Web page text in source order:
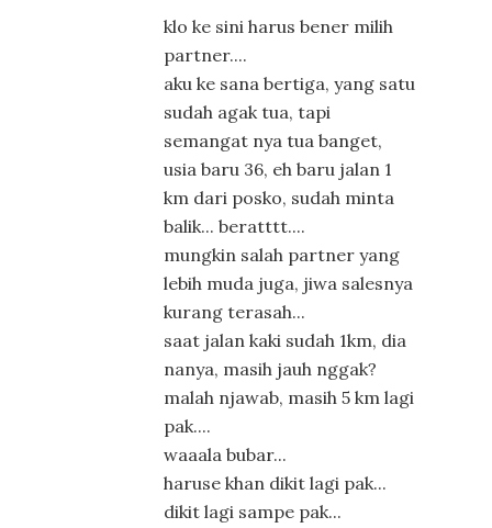
klo ke sini harus bener milih
partner....
aku ke sana bertiga, yang satu
sudah agak tua, tapi
semangat nya tua banget,
usia baru 36, eh baru jalan 1
km dari posko, sudah minta
balik... beratttt....
mungkin salah partner yang
lebih muda juga, jiwa salesnya
kurang terasah...
saat jalan kaki sudah 1km, dia
nanya, masih jauh nggak?
malah njawab, masih 5 km lagi
pak....
waaala bubar...
haruse khan dikit lagi pak...
dikit lagi sampe pak...